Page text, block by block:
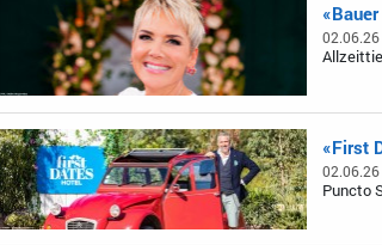
02.06.26
«First
02.06.26
Puncto